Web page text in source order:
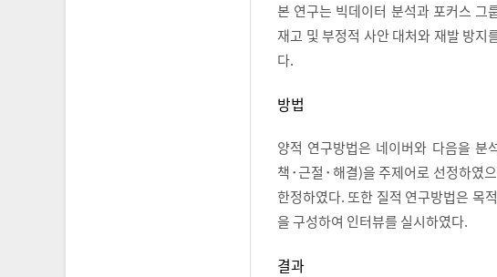
본 연구는 빅데이터 분석과 포커스 그
재고 및 부정적 사안 대처와 재발 방지
다.
방법
양적 연구방법은 네이버와 다음을 분
책･근절･해결)을 주제어로 선정하였
한정하였다. 또한 질적 연구방법은 목
을 구성하여 인터뷰를 실시하였다.
결과